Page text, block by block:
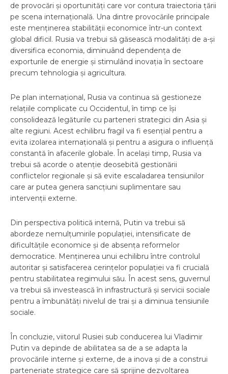
de provocări și oportunități care vor contura traiectoria țării
pe scena internațională. Una dintre provocările principale
este menținerea stabilității economice într-un context
global dificil. Rusia va trebui să găsească modalități de a-și
diversifica economia, diminuând dependența de
exporturile de energie și stimulând inovația în sectoare
precum tehnologia și agricultura.
Pe plan internațional, Rusia va continua să gestioneze
relațiile complicate cu Occidentul, în timp ce își
consolidează legăturile cu parteneri strategici din Asia și
alte regiuni. Acest echilibru fragil va fi esențial pentru a
evita izolarea internațională și pentru a asigura o influență
constantă în afacerile globale. În același timp, Rusia va
trebui să acorde o atenție deosebită gestionării
conflictelor regionale și să evite escaladarea tensiunilor
care ar putea genera sancțiuni suplimentare sau
intervenții externe.
Din perspectiva politică internă, Putin va trebui să
abordeze nemulțumirile populației, intensificate de
dificultățile economice și de absența reformelor
democratice. Menținerea unui echilibru între controlul
autoritar și satisfacerea cerințelor populației va fi crucială
pentru stabilitatea regimului său. În acest sens, guvernul
va trebui să investească în infrastructură și servicii sociale
pentru a îmbunătăți nivelul de trai și a diminua tensiunile
sociale.
În concluzie, viitorul Rusiei sub conducerea lui Vladimir
Putin va depinde de abilitatea sa de a se adapta la
provocările interne și externe, de a inova și de a construi
parteneriate strategice care să sprijine dezvoltarea